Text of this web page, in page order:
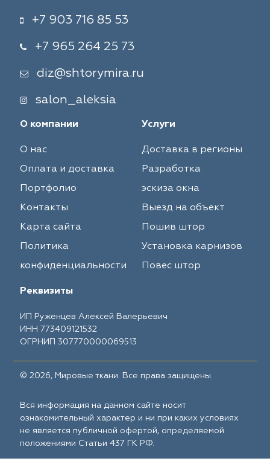
+7 903 716 85 53
+7 965 264 25 73
diz@shtorymira.ru
salon_aleksia
О компании
О нас
Оплата и доставка
Портфолио
Контакты
Карта сайта
Политика
конфиденциальности
Услуги
Доставка в регионы
Разработка
эскиза окна
Выезд на объект
Пошив штор
Установка карнизов
Повес штор
Реквизиты
ИП Руженцев Алексей Валерьевич
ИНН 773409121532
ОГРНИП 307770000069513
© 2026, Мировые ткани. Все права защищены.
Вся информация на данном сайте носит
ознакомительный характер и ни при каких условиях
не является публичной офертой, определяемой
положениями Статьи 437 ГК РФ.